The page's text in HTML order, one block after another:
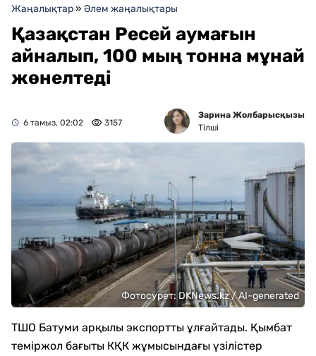
Жаңалықтар» Әлем жаңалықтары
Қазақстан Ресей аумағын
айналып, 100 мың тонна мұнай
жөнелтеді
6 тамыз, 02:02 3157
Зарина Жолбарысқызы
Тілші
Фотосурет: DKNews.kz / AI-generated
ТШО Батуми арқылы экспортты ұлғайтады. Қымбат
теміржол бағыты КҚК жұмысындағы үзілістер